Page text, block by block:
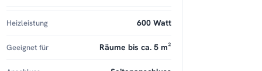
Heizleistung 600 Watt
Geeignet für Räume bis ca. 5 m²